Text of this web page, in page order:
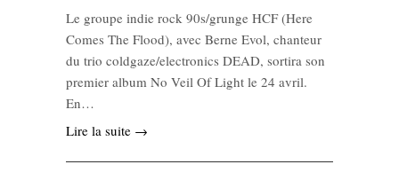
Le groupe indie rock 90s/grunge HCF (Here
Comes The Flood), avec Berne Evol, chanteur
du trio coldgaze/electronics DEAD, sortira son
premier album No Veil Of Light le 24 avril.
En…
Lire la suite →